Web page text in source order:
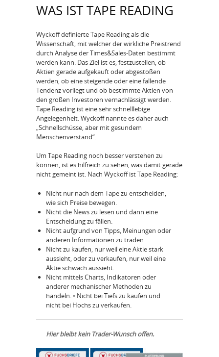
WAS IST TAPE READING
Wyckoff definierte Tape Reading als die
Wissenschaft, mit welcher der wirkliche Preistrend
durch Analyse der Times&Sales-Daten bestimmt
werden kann. Das Ziel ist es, festzustellen, ob
Aktien gerade aufgekauft oder abgestoßen
werden, ob eine steigende oder eine fallende
Tendenz vorliegt und ob bestimmte Aktien von
den großen Investoren vernachlässigt werden.
Tape Reading ist eine sehr schnelllebige
Angelegenheit. Wyckoff nannte es daher auch
„Schnellschüsse, aber mit gesundem
Menschenverstand“.
Um Tape Reading noch besser verstehen zu
können, ist es hilfreich zu sehen, was damit gerade
nicht gemeint ist. Nach Wyckoff ist Tape Reading:
Nicht nur nach dem Tape zu entscheiden,
wie sich Preise bewegen.
Nicht die News zu lesen und dann eine
Entscheidung zu fällen.
Nicht aufgrund von Tipps, Meinungen oder
anderen Informationen zu traden.
Nicht zu kaufen, nur weil eine Aktie stark
aussieht, oder zu verkaufen, nur weil eine
Aktie schwach aussieht.
Nicht mittels Charts, Indikatoren oder
anderer mechanischer Methoden zu
handeln. • Nicht bei Tiefs zu kaufen und
nicht bei Hochs zu verkaufen.
Hier bleibt kein Trader-Wunsch offen.